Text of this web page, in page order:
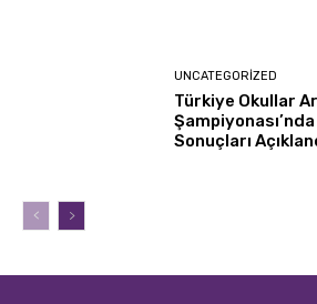
UNCATEGORIZED
Türkiye Okullar
Sonuçları